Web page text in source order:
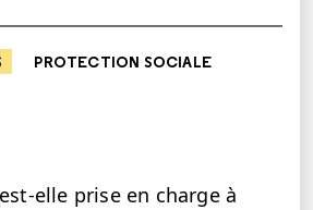
PROTECTION SOCIALE
elle prise en charge à